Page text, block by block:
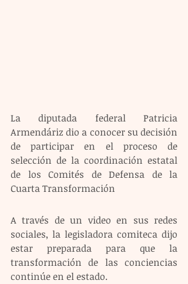
La diputada federal Patricia
Armendáriz dio a conocer su decisión
de participar en el proceso de
selección de la coordinación estatal
de los Comités de Defensa de la
Cuarta Transformación
A través de un video en sus redes
sociales, la legisladora comiteca dijo
estar preparada para que la
transformación de las conciencias
continúe en el estado.